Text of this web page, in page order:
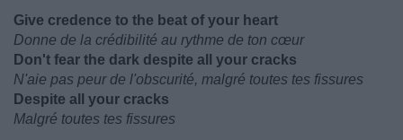
Give credence to the beat of your heart
Donne de la crédibilité au rythme de ton cœur
Don't fear the dark despite all your cracks
N'aie pas peur de l'obscurité, malgré toutes tes fissures
Despite all your cracks
Malgré toutes tes fissures